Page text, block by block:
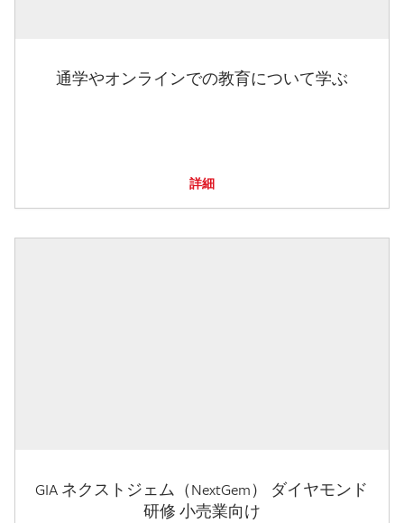
通学やオンラインでの教育について学ぶ
詳細
GIA ネクストジェム（NextGem） ダイヤモンド
研修 小売業向け